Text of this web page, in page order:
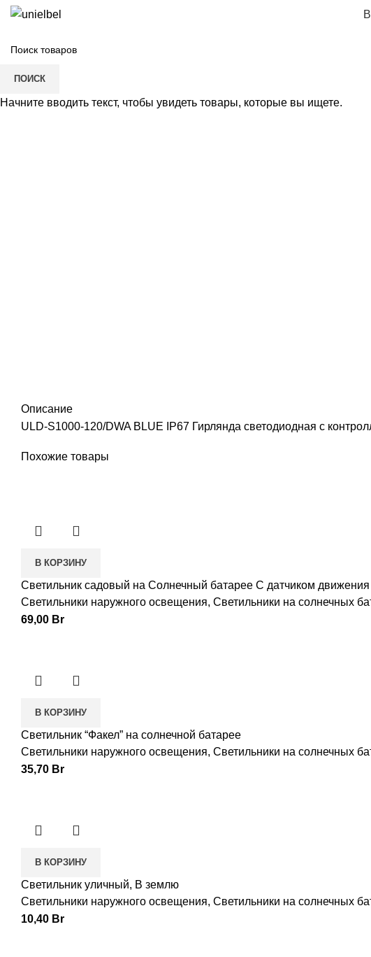
Описание
ULD-S1000-120/DWA BLUE IP67 Гирлянда светодиодная с
Похожие товары
В КОРЗИНУ
Светильник садовый на Солнечный батарее С датчиком движения
Светильники наружного освещения, Светильники на солнечных
69,00 Br
В КОРЗИНУ
Светильник “Факел” на солнечной батарее
Светильники наружного освещения, Светильники на солнечных
35,70 Br
В КОРЗИНУ
Светильник уличный, В землю
Светильники наружного освещения, Светильники на солнечных
10,40 Br
ПОИСК
Начните вводить текст, чтобы увидеть товары, которые вы ищете.